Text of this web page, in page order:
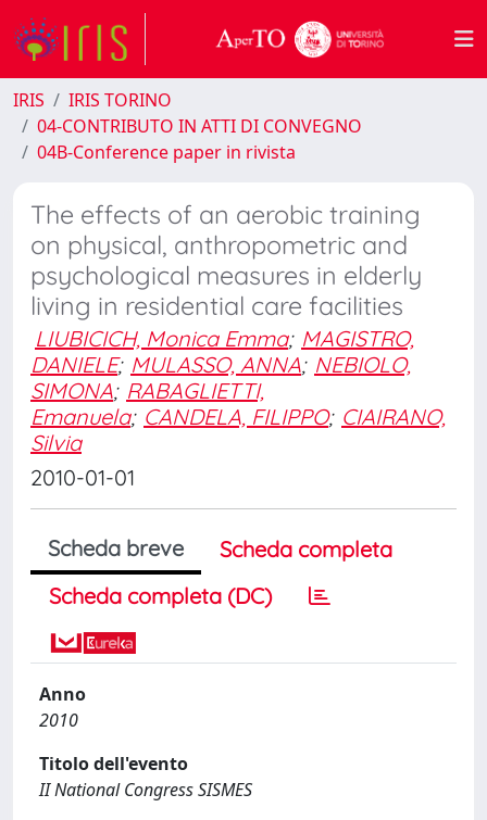
IRIS
IRIS TORINO
04-CONTRIBUTO IN ATTI DI CONVEGNO
04B-Conference paper in rivista
The effects of an aerobic training
on physical, anthropometric and
psychological measures in elderly
living in residential care facilities
LIUBICICH, Monica Emma; MAGISTRO,
DANIELE; MULASSO, ANNA; NEBIOLO,
SIMONA; RABAGLIETTI,
Emanuela; CANDELA, FILIPPO; CIAIRANO,
Silvia
2010-01-01
Scheda breve
Scheda completa
Scheda completa (DC)
Anno
2010
Titolo dell'evento
II National Congress SISMES